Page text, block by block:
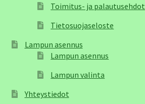
Toimitus- ja palautusehdot
Tietosuojaseloste
Lampun asennus
Lampun asennus
Lampun valinta
Yhteystiedot